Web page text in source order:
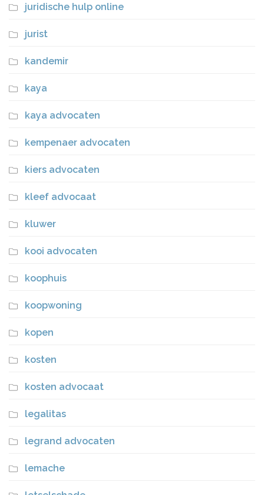
juridische hulp online
jurist
kandemir
kaya
kaya advocaten
kempenaer advocaten
kiers advocaten
kleef advocaat
kluwer
kooi advocaten
koophuis
koopwoning
kopen
kosten
kosten advocaat
legalitas
legrand advocaten
lemache